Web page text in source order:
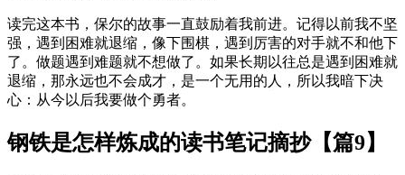
读完这本书，保尔的故事一直鼓励着我前进。记得以前我不坚
强，遇到困难就退缩，像下围棋，遇到厉害的对手就不和他下
了。做题遇到难题就不想做了。如果长期以往总是遇到困难就
退缩，那永远也不会成才，是一个无用的人，所以我暗下决
心：从今以后我要做个勇者。
钢铁是怎样炼成的读书笔记摘抄【篇9】